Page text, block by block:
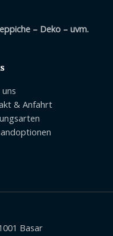
– Deko – uvm.
& Anfahrt
Basar